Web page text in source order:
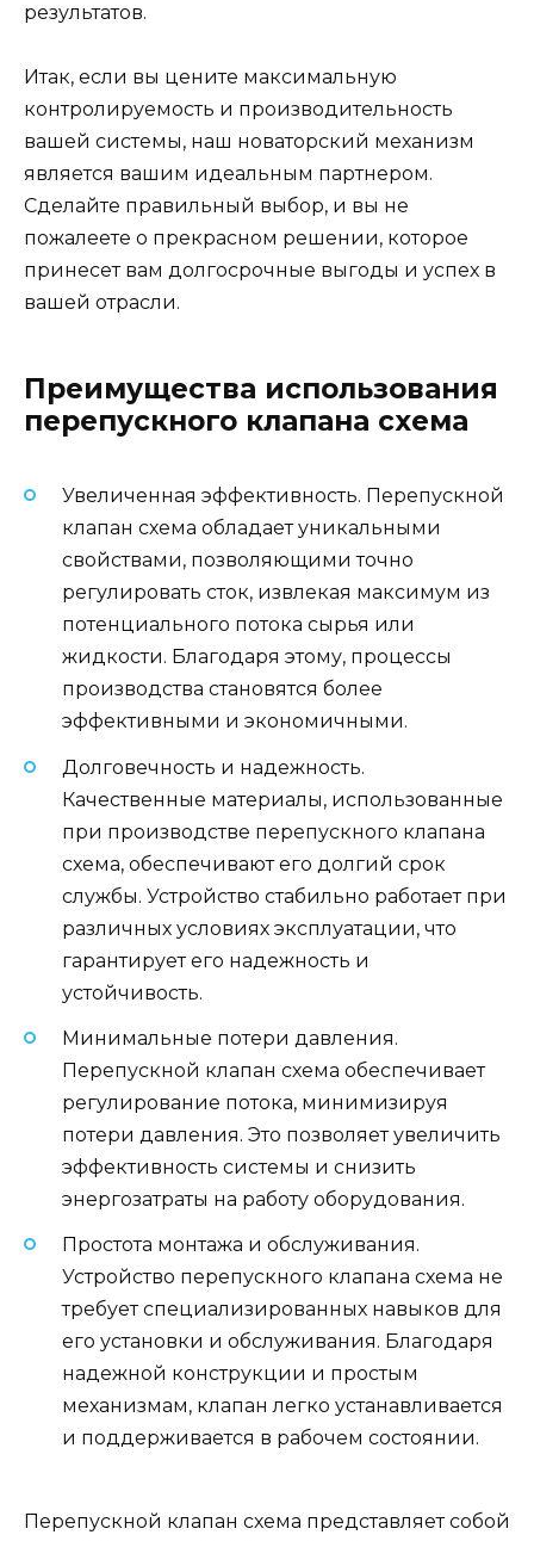
результатов.
Итак, если вы цените максимальную
контролируемость и производительность
вашей системы, наш новаторский механизм
является вашим идеальным партнером.
Сделайте правильный выбор, и вы не
пожалеете о прекрасном решении, которое
принесет вам долгосрочные выгоды и успех в
вашей отрасли.
Преимущества использования
перепускного клапана схема
Увеличенная эффективность. Перепускной
клапан схема обладает уникальными
свойствами, позволяющими точно
регулировать сток, извлекая максимум из
потенциального потока сырья или
жидкости. Благодаря этому, процессы
производства становятся более
эффективными и экономичными.
Долговечность и надежность.
Качественные материалы, использованные
при производстве перепускного клапана
схема, обеспечивают его долгий срок
службы. Устройство стабильно работает при
различных условиях эксплуатации, что
гарантирует его надежность и
устойчивость.
Минимальные потери давления.
Перепускной клапан схема обеспечивает
регулирование потока, минимизируя
потери давления. Это позволяет увеличить
эффективность системы и снизить
энергозатраты на работу оборудования.
Простота монтажа и обслуживания.
Устройство перепускного клапана схема не
требует специализированных навыков для
его установки и обслуживания. Благодаря
надежной конструкции и простым
механизмам, клапан легко устанавливается
и поддерживается в рабочем состоянии.
Перепускной клапан схема представляет собой